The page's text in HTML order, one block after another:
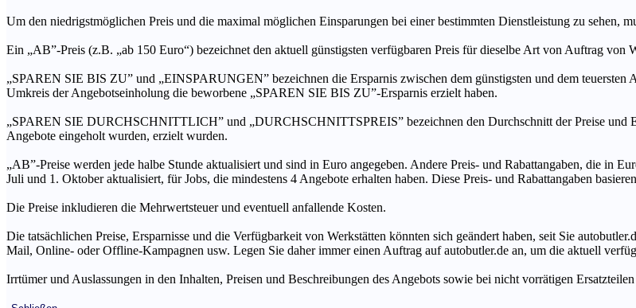
Um den niedrigstmöglichen Preis und die maximal möglichen Einsparungen bei einer bestimmten Dienstleistung zu sehen,
Ein „AB”-Preis (z.B. „ab 150 Euro“) bezeichnet den aktuell günstigsten verfügbaren Preis für dieselbe Art von Auftrag von
„SPAREN SIE BIS ZU” und „EINSPARUNGEN” bezeichnen die Ersparnis zwischen dem günstigsten und dem
Umkreis der Angebotseinholung die beworbene „SPAREN SIE BIS ZU”-Ersparnis erzielt haben.
„SPAREN SIE DURCHSCHNITTLICH” und „DURCHSCHNITTSPREIS” bezeichnen den Durchschnitt der Preise und
Angebote eingeholt wurden, erzielt wurden.
„AB”-Preise werden jede halbe Stunde aktualisiert und sind in Euro angegeben. Andere Preis- und Rabattangaben, die in
Juli und 1. Oktober aktualisiert, für Jobs, die mindestens 4 Angebote erhalten haben. Diese Preis- und Rabattangaben
Die Preise inkludieren die Mehrwertsteuer und eventuell anfallende Kosten.
Die tatsächlichen Preise, Ersparnisse und die Verfügbarkeit von Werkstätten könnten sich geändert haben, seit Sie
Mail, Online- oder Offline-Kampagnen usw. Legen Sie daher immer einen Auftrag auf autobutler.de an, um die aktuell
Irrtümer und Auslassungen in den Inhalten, Preisen und Beschreibungen des Angebots sowie bei nicht vorrätigen